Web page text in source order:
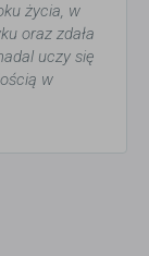
życia, w
oraz zdała
uczy się
w